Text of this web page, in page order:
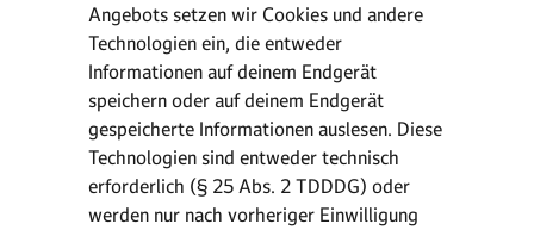
Angebots setzen wir Cookies und andere
Technologien ein, die entweder
Informationen auf deinem Endgerät
speichern oder auf deinem Endgerät
gespeicherte Informationen auslesen. Diese
Technologien sind entweder technisch
erforderlich (§ 25 Abs. 2 TDDDG) oder
werden nur nach vorheriger Einwilligung